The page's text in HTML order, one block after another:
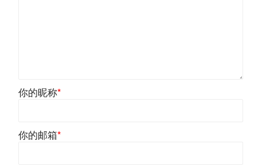
你的昵称*
你的邮箱*